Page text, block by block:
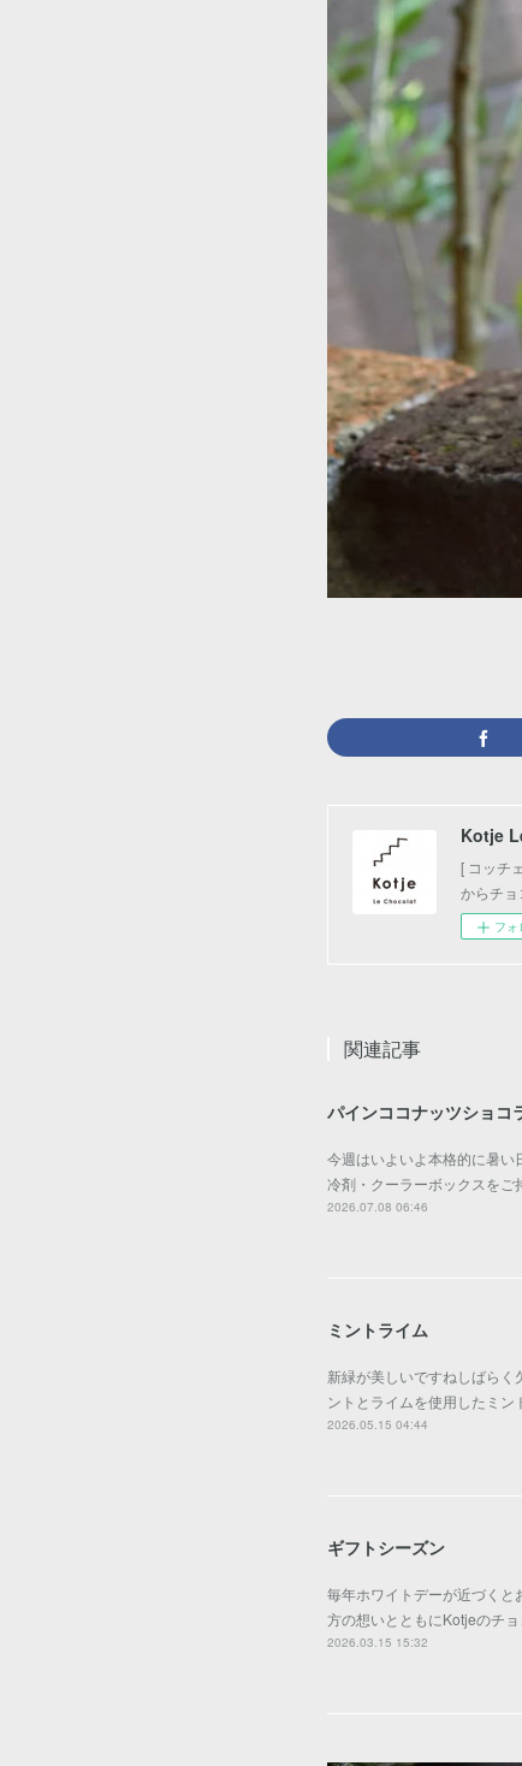
Kotje
[ コッチ
からチ
フォ
関連記事
パインココナッツショコ
今週はいよいよ本格的に暑
冷剤・クーラーボックスをご
2026.07.08 06:46
ミントライム
新緑が美しいですねしばら
ントとライムを使用したミ
2026.05.15 04:44
ギフトシーズン
毎年ホワイトデーが近づく
方の想いとともにKotjeのチ
2026.03.15 15:32